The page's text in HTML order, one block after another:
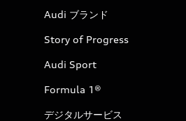
Audi ブランド
Story of Progress
Audi Sport
Formula 1®
デジタルサービス